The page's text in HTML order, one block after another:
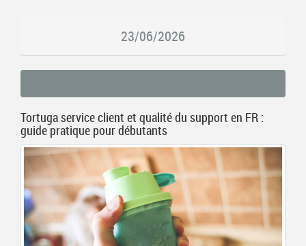
23/06/2026
Tortuga service client et qualité du support en FR :
guide pratique pour débutants